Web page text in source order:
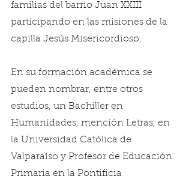
familias del barrio Juan XXIII
participando en las misiones de la
capilla Jesús Misericordioso.
En su formación académica se
pueden nombrar, entre otros
estudios, un Bachiller en
Humanidades, mención Letras, en
la Universidad Católica de
Valparaíso y Profesor de Educación
Primaria en la Pontificia